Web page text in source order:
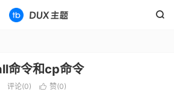

命令和cp命令
评论(0)  赞(0)